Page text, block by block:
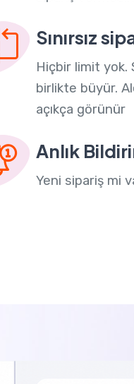
Sınırsız
Hiçbir limit yok.
birlikte büyür.
açıkça görünür
Anlık
Yeni sipariş mi